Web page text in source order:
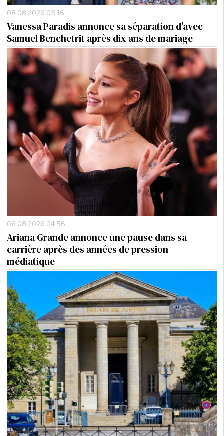
08.08.2026 05:16
Vanessa Paradis annonce sa séparation d’avec
Samuel Benchetrit après dix ans de mariage
06.08.2026 04:56
Ariana Grande annonce une pause dans sa
carrière après des années de pression
médiatique